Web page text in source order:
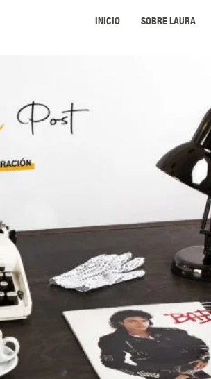
INICIO SOBRE LAURA